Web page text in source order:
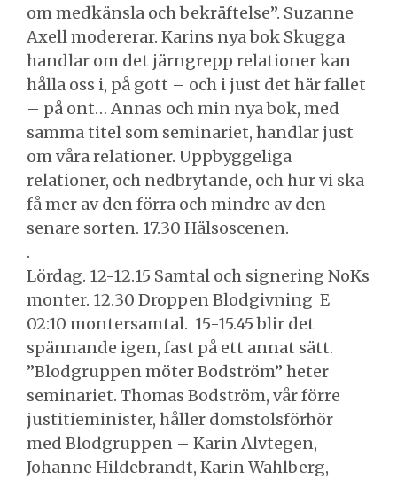
om medkänsla och bekräftelse”. Suzanne
Axell modererar. Karins nya bok Skugga
handlar om det järngrepp relationer kan
hålla oss i, på gott – och i just det här fallet
– på ont… Annas och min nya bok, med
samma titel som seminariet, handlar just
om våra relationer. Uppbyggeliga
relationer, och nedbrytande, och hur vi ska
få mer av den förra och mindre av den
senare sorten. 17.30 Hälsoscenen.
.
Lördag. 12-12.15 Samtal och signering NoKs
monter. 12.30 Droppen Blodgivning E
02:10 montersamtal. 15-15.45 blir det
spännande igen, fast på ett annat sätt.
”Blodgruppen möter Bodström” heter
seminariet. Thomas Bodström, vår förre
justitieminister, håller domstolsförhör
med Blodgruppen – Karin Alvtegen,
Johanne Hildebrandt, Karin Wahlberg,